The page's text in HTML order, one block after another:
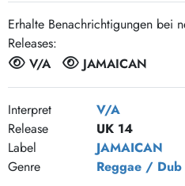
A Thankful Dub
A Traditional Dub
Collie Version
A Stalawatt Version(Bonus Track)
Full A Manners(Bonus Track)
A Roots Version(Bonus Track)
Erhalte Benachrichtigungen bei
Releases:
V/A
JAMAICAN
Interpret
V/A
Release
UK 14
Label
JAMAICAN
Genre
Reggae / Dub